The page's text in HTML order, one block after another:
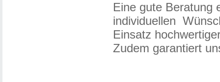
Eine gute Beratung
individuellen
Einsatz
Zudem garantiert